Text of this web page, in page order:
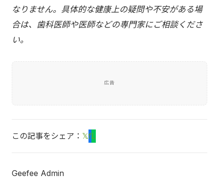
なりません。具体的な健康上の疑問や不安がある場
合は、歯科医師や医師などの専門家にご相談くださ
い。
広告
この記事をシェア： 𝕏fL
Geefee Admin